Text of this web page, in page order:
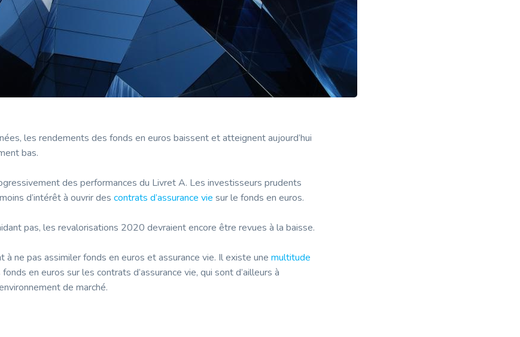
les rendements des fonds en euros baissent et atteignent aujourd’hui
bas.
des performances du Livret A. Les investisseurs prudents
d’intérêt à ouvrir des contrats d’assurance vie sur le fonds en euros.
pas, les revalorisations 2020 devraient encore être revues à la baisse.
ne pas assimiler fonds en euros et assurance vie. Il existe une multitude
fonds en euros sur les contrats d’assurance vie, qui sont d’ailleurs à
de marché.